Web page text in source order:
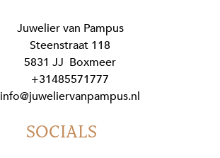
Juwelier van Pampus
Steenstraat 118
5831 JJ Boxmeer
+31485571777
info@juweliervanpampus.nl
SOCIALS